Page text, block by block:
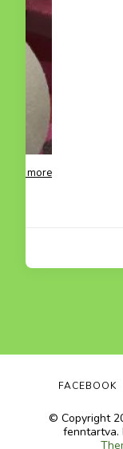
Read more
© Copyright
fenntartva.
FACEBOOK